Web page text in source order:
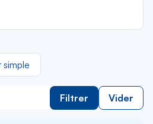
simple
Filtrer Vider